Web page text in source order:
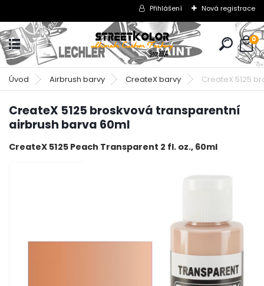
Přihlášení Nová registrace
0
Úvod Airbrush barvy CreateX barvy CreateX 5125
CreateX 5125 broskvová transparentní
airbrush barva 60ml
CreateX 5125 Peach Transparent 2 fl. oz., 60ml